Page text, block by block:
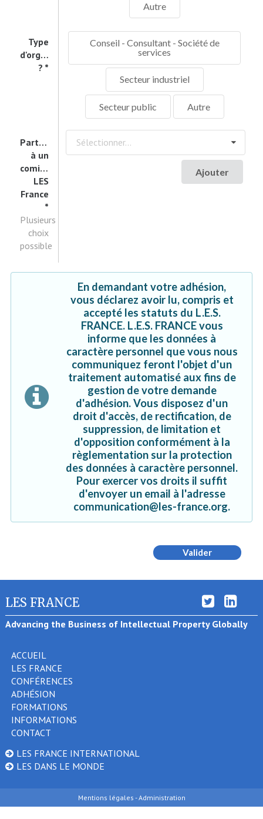
Autre
Type
d'organisation
?
Conseil - Consultant - Société de
services
Secteur industriel
Secteur public Autre
Participation
à un
comité
LES
France
Plusieurs
choix
possible
Sélectionner...
Ajouter
En demandant votre adhésion,
vous déclarez avoir lu, compris et
accepté les statuts du L.E.S.
FRANCE. L.E.S. FRANCE vous
informe que les données à
caractère personnel que vous nous
communiquez feront l'objet d'un
traitement automatisé aux fins de
gestion de votre demande
d'adhésion. Vous disposez d'un
droit d'accès, de rectification, de
suppression, de limitation et
d'opposition conformément à la
règlementation sur la protection
des données à caractère personnel.
Pour exercer vos droits il suffit
d'envoyer un email à l'adresse
communication@les-france.org.
Valider
LES FRANCE
Advancing the Business of Intellectual Property Globally
ACCUEIL
LES FRANCE
CONFÉRENCES
ADHÉSION
FORMATIONS
INFORMATIONS
CONTACT
LES FRANCE INTERNATIONAL
LES DANS LE MONDE
Mentions légales - Administration